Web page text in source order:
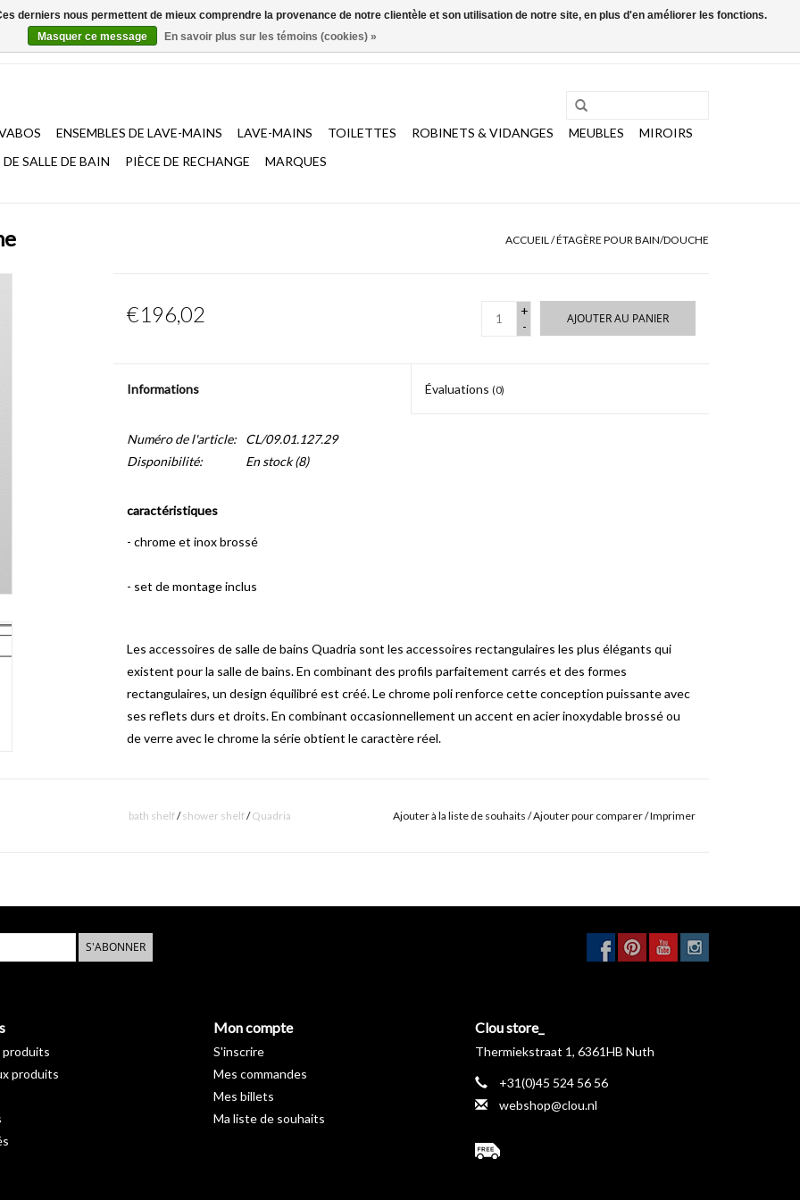
ENSEMBLES DE LAVE-MAINS LAVE-MAINS TOILETTES ROBINETS & VIDANGES MEUBLES
MIROIRS
SALLE DE BAIN
PIÈCE DE RECHANGE MARQUES
ACCUEIL/ÉTAGÈRE POUR BAIN/DOUCHE
€196,02
+
-
AJOUTER AU PANIER
Informations Évaluations (0)
Numéro de l'article:
CL/09.01.127.29
Disponibilité:
En stock(8)
caractéristiques
- chrome et inox brossé
- set de montage inclus
Les accessoires de salle de bains Quadria sont les accessoires rectangulaires les plus élégants qui
existent pour la salle de bains. En combinant des profils parfaitement carrés et des formes
rectangulaires, un design équilibré est créé. Le chrome poli renforce cette conception puissante avec
ses reflets durs et droits. En combinant occasionnellement un accent en acier inoxydable brossé ou
de verre avec le chrome la série obtient le caractère réel.
bath shelf/shower shelf/Quadria Ajouter à la liste de souhaits /Ajouter pour comparer/Imprimer
S'ABONNER
produits
produits
Mon compte
S'inscrire
Mes commandes
Mes billets
Ma liste de souhaits
Clou store_
Thermiekstraat 1, 6361HB Nuth
+31(0)45 524 56 56
webshop@clou.nl
derniers nous permettent de mieux comprendre la provenance de notre clientèle et son utilisation de notre site, en plus d'en améliorer les fonctions.
Masquer ce message
En savoir plus sur les témoins (cookies) »